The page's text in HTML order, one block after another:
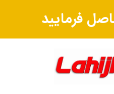
فرمایید